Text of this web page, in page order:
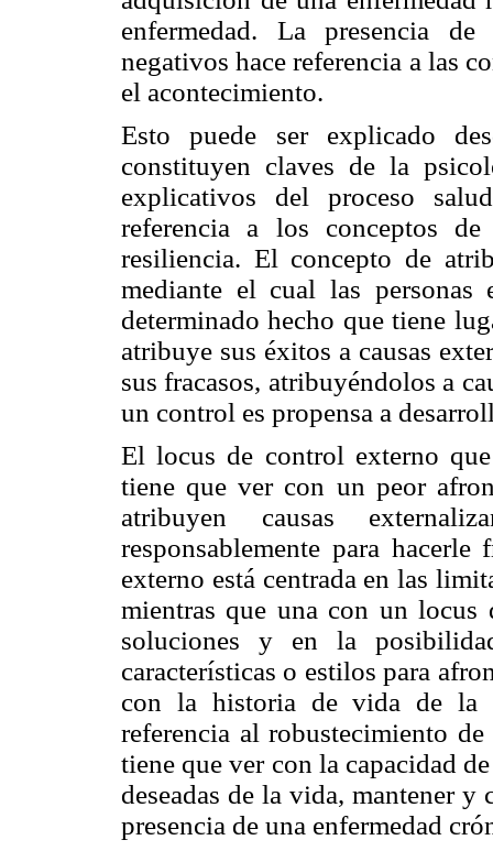
enfermedad. La presencia
negativos hace referencia a las
el acontecimiento.
Esto puede ser explicado
constituyen claves de la
explicativos del proceso
referencia a los conceptos
resiliencia. El concepto de
mediante el cual las personas
determinado hecho que tiene
atribuye sus éxitos a causas
sus fracasos, atribuyéndolos a
un control es propensa a
El locus de control externo
tiene que ver con un peor
atribuyen causas
responsablemente para
externo está centrada en las
mientras que una con un locus
soluciones y en la
características o estilos para
con la historia de vida de la
referencia al robustecimiento
tiene que ver con la capacidad
deseadas de la vida, mantener
presencia de una enfermedad